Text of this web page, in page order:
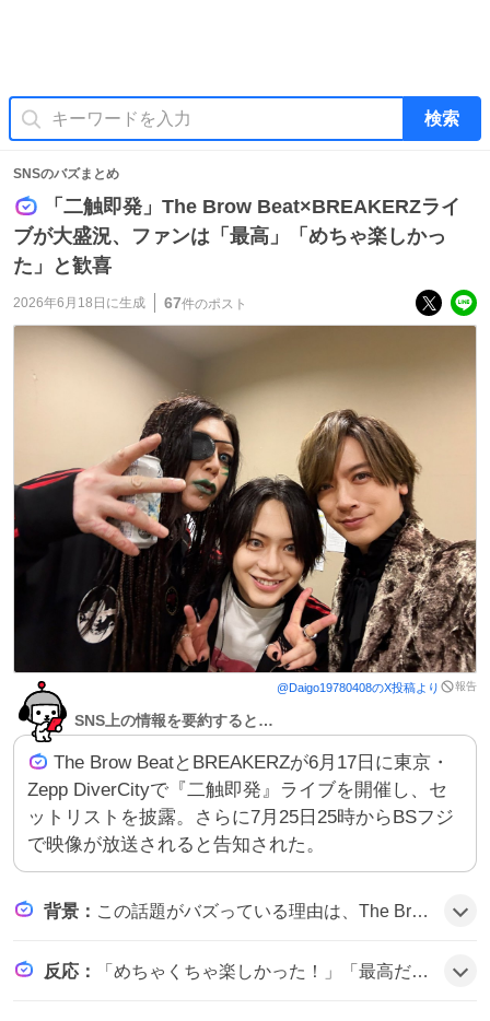
検索
SNSのバズまとめ
「二触即発」The Brow Beat×BREAKERZライ
ブが大盛況、ファンは「最高」「めちゃ楽しかっ
た」と歓喜
2026年6月18日 に生成 67件のポスト
@Daigo19780408のX投稿より 報告
SNS上の情報を要約すると…
The Brow BeatとBREAKERZが6月17日に東京・
Zepp DiverCityで『二触即発』ライブを開催し、セ
ットリストを披露。さらに7月25日25時からBSフジ
で映像が放送されると告知された。
背景 ： この話題がバズっている理由は、The Brow BeatとBREAKERZという人気バンド同士が初の2マン対バン『二触即発』で共演し、楽曲やメンバーコールが盛り上がったこと、さらにテレビ放送まで決まったことでファンの期待感が高まったようだ。
反応 ： 「めちゃくちゃ楽しかった！」「最高だった！」「またやってほしい！」といった歓声が多数。ライブ映像がBSフジで放送されることに「楽しみ」「嬉しい」などのポジティブなコメントが溢れ、全体的に盛り上がりの雰囲気だ。